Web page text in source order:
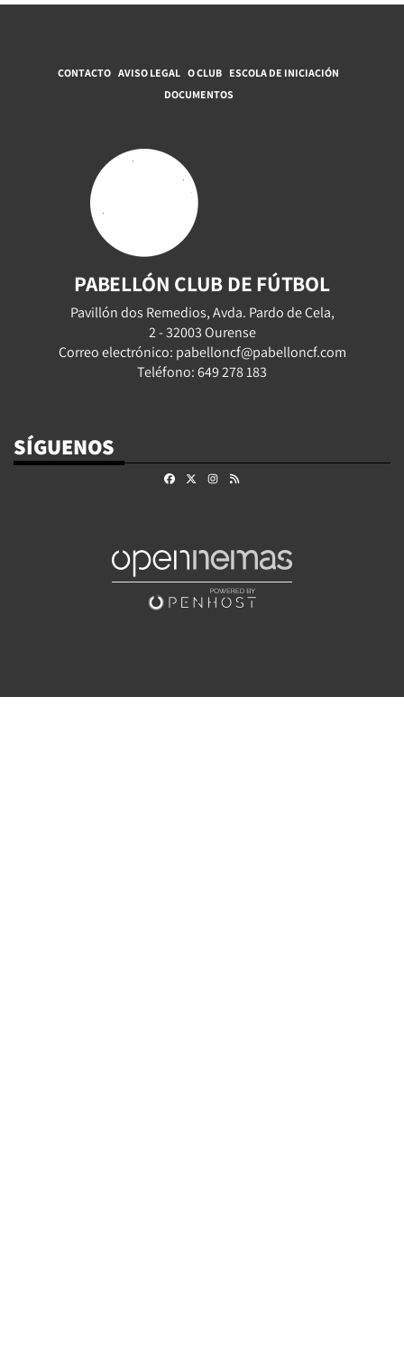
CONTACTO AVISO LEGAL O CLUB ESCOLA DE INICIACIÓN
DOCUMENTOS
PABELLÓN CLUB DE FÚTBOL
Pavillón dos Remedios, Avda. Pardo de Cela,
2 - 32003 Ourense
Correo electrónico: pabelloncf@pabelloncf.com
Teléfono: 649 278 183
SÍGUENOS
FacebookInstagram